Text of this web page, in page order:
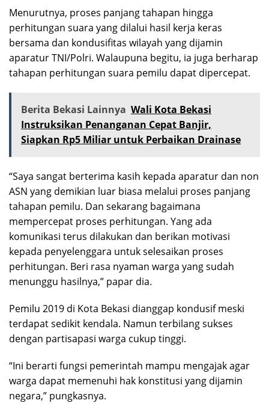
Menurutnya, proses panjang tahapan hingga
perhitungan suara yang dilalui hasil kerja keras
bersama dan kondusifitas wilayah yang dijamin
aparatur TNI/Polri. Walaupuna begitu, ia juga berharap
tahapan perhitungan suara pemilu dapat dipercepat.
Berita Bekasi Lainnya Wali Kota Bekasi
Instruksikan Penanganan Cepat Banjir,
Siapkan Rp5 Miliar untuk Perbaikan Drainase
“Saya sangat berterima kasih kepada aparatur dan non
ASN yang demikian luar biasa melalui proses panjang
tahapan pemilu. Dan sekarang bagaimana
mempercepat proses perhitungan. Yang ada
komunikasi terus dilakukan dan berikan motivasi
kepada penyelenggara untuk selesaikan proses
perhitungan. Beri rasa nyaman warga yang sudah
menunggu hasilnya,” papar dia.
Pemilu 2019 di Kota Bekasi dianggap kondusif meski
terdapat sedikit kendala. Namun terbilang sukses
dengan partisapasi warga cukup tinggi.
“Ini berarti fungsi pemerintah mampu mengajak agar
warga dapat memenuhi hak konstitusi yang dijamin
negara,” pungkasnya.